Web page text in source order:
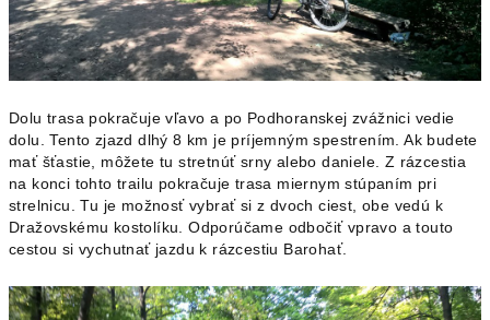
Dolu trasa pokračuje vľavo a po Podhoranskej zvážnici vedie
dolu. Tento zjazd dlhý 8 km je príjemným spestrením. Ak budete
mať šťastie, môžete tu stretnúť srny alebo daniele. Z rázcestia
na konci tohto trailu pokračuje trasa miernym stúpaním pri
strelnicu. Tu je možnosť vybrať si z dvoch ciest, obe vedú k
Dražovskému kostolíku. Odporúčame odbočiť vpravo a touto
cestou si vychutnať jazdu k rázcestiu Barohať.